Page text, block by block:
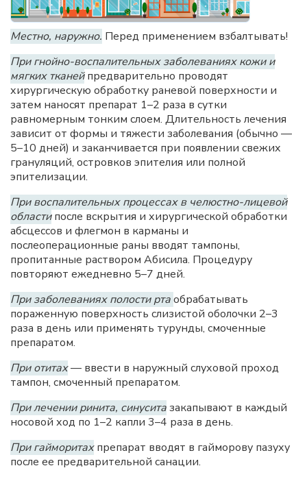
Местно, наружно. Перед применением взбалтывать!
При гнойно-воспалительных заболеваниях кожи и
мягких тканейпредварительно проводят
хирургическую обработку раневой поверхности и
затем наносят препарат 1–2 раза в сутки
равномерным тонким слоем. Длительность лечения
зависит от формы и тяжести заболевания (обычно —
5–10 дней) и заканчивается при появлении свежих
грануляций, островков эпителия или полной
эпителизации.
При воспалительных процессах в челюстно-лицевой
областипосле вскрытия и хирургической обработки
абсцессов и флегмон в карманы и
послеоперационные раны вводят тампоны,
пропитанные раствором Абисила. Процедуру
повторяют ежедневно 5–7 дней.
При заболеваниях полости ртаобрабатывать
пораженную поверхность слизистой оболочки 2–3
раза в день или применять турунды, смоченные
препаратом.
При отитах— ввести в наружный слуховой проход
тампон, смоченный препаратом.
При лечении ринита, синуситазакапывают в каждый
носовой ход по 1–2 капли 3–4 раза в день.
При гайморитахпрепарат вводят в гайморову пазуху
после ее предварительной санации.